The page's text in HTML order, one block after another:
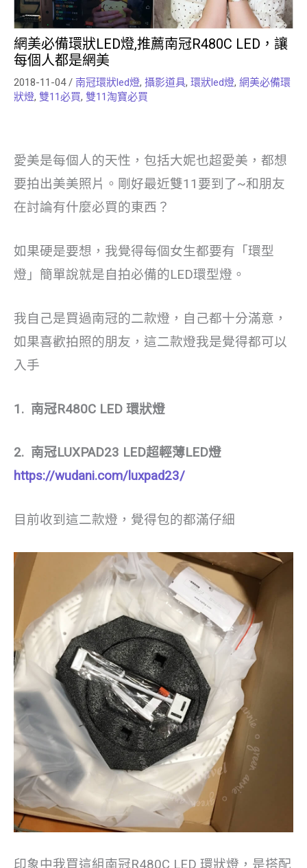
網美必備環狀LED燈,推薦南冠R480C LED，讓
每個人都是網美
2018-11-04/ 南冠環狀led燈, 攝影道具, 環狀led燈, 網美必備環
狀燈, 雙11必買, 雙11淘寶必買
愛美是每個人的天性，包括大妮也超愛美，都想
要拍出美美照片。剛好最近雙11要到了~和朋友
在討論有什麼必買的東西？
如果硬是要想，我覺得每個女生都要有「環型
燈」簡單說就是自拍必備的LED環型燈。
我自己是買過南冠的二款燈，自己都十分滿意，
如果喜歡拍照的朋友，這二款燈我是覺得都可以
入手
1. 南冠R480C LED 環狀燈
2. 南冠LUXPAD23 LED超輕薄LED燈
https://wudani.com/luxpad23/
目前收到這二款燈，覺得包的都滿仔細
印象中我買這組南冠R480C LED 環狀燈，是搭配